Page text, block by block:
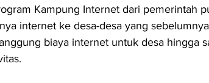
Kampung Internet dari pemerintah
internet ke desa-desa yang
biaya internet untuk desa hingga